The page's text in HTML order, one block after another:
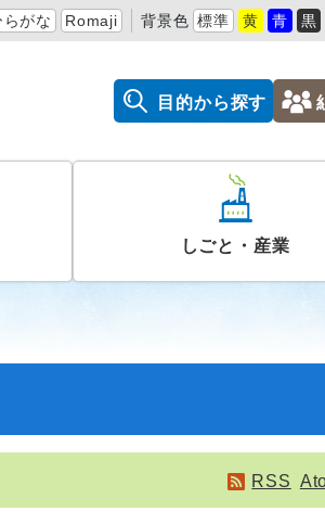
らがな Romaji 背景色 標準 黄 青 黒
目的から探す
しごと・産業
RSS